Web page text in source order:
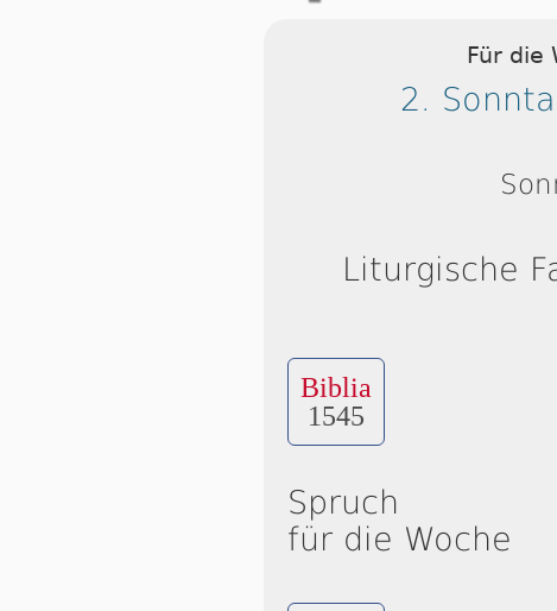
Für die
2.
Liturgische
Biblia
1545
Spruch
für die Woche